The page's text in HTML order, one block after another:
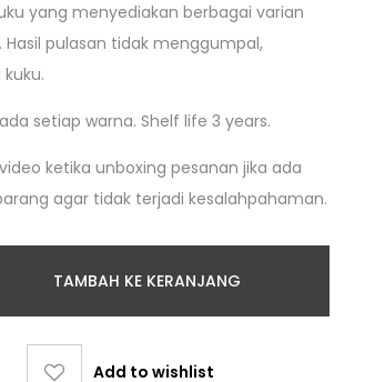
yang menyediakan berbagai varian
pulasan tidak menggumpal,
setiap warna. Shelf life 3 years.
ketika unboxing pesanan jika ada
agar tidak terjadi kesalahpahaman.
TAMBAH KE KERANJANG
Add to wishlist